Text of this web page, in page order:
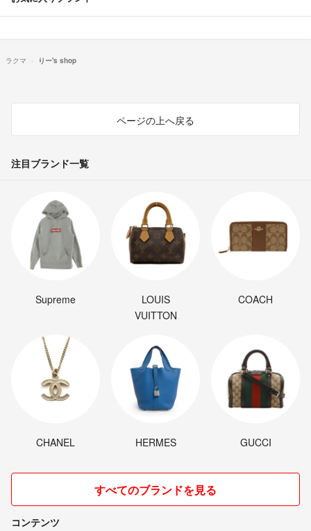
ラクマ りー's shop
ページの上へ戻る
注目ブランド一覧
Supreme
LOUIS
VUITTON
COACH
CHANEL HERMES GUCCI
すべてのブランドを見る
コンテンツ